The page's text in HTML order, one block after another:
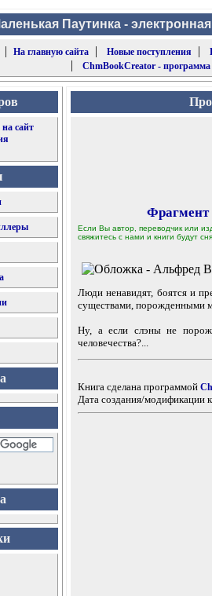
Паутинка -
|
На главную сайта| Новые поступления |
| ChmBookCreator -
сайт
Фрагмент
Если Вы автор, переводчик или
свяжитесь с нами и книги будут
Люди ненавидят, боятся и
существами, порожденными
Ну, а если слэны не
человечества?...
Книга сделана программой
Дата создания/модификации